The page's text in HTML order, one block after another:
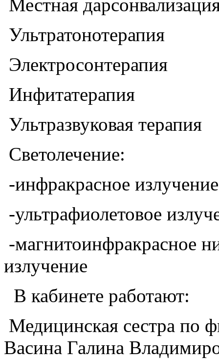
Местная
Ультратонотерапия
Электросонтерапия
Инфитатерапия
Ультразвуковая терапия
Светолечение:
-инфракрасное излучение
-ультрафиолетовое
-магнитоинфракрасное
излучение
В кабинете работают:
Медицинская сестра по
Васина Галина